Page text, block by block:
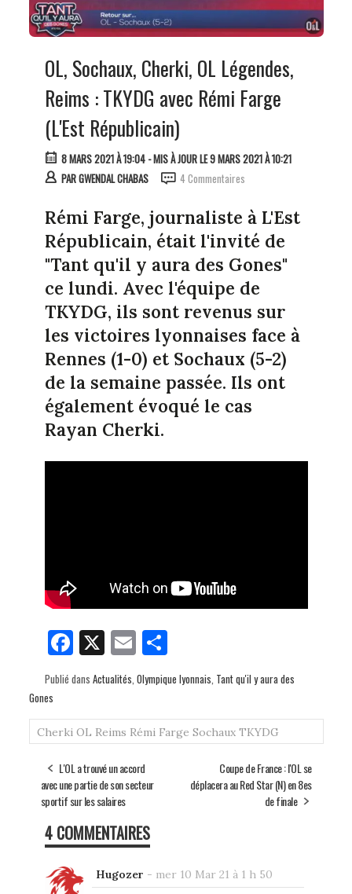
OL, Sochaux, Cherki, OL Légendes,
Reims : TKYDG avec Rémi Farge
(L'Est Républicain)
8 MARS 2021 À 19:04- MIS À JOUR LE 9 MARS 2021 À 10:21
PARGWENDAL CHABAS 4 Commentaires
Rémi Farge, journaliste à L'Est
Républicain, était l'invité de
"Tant qu'il y aura des Gones"
ce lundi. Avec l'équipe de
TKYDG, ils sont revenus sur
les victoires lyonnaises face à
Rennes (1-0) et Sochaux (5-2)
de la semaine passée. Ils ont
également évoqué le cas
Rayan Cherki.
Fa
ce
bo
ok
X E
m
ail
Pa
rt
ag
er
Publié dans Actualités, Olympique lyonnais, Tant qu'il y aura des
Gones
Cherki OL Reims Rémi Farge Sochaux TKYDG
L'OL a trouvé un accord
avec une partie de son secteur
sportif sur les salaires
Coupe de France : l'OL se
déplacera au Red Star (N) en 8es
de finale
4 COMMENTAIRES
Hugozer - mer 10 Mar 21 à 1 h 50